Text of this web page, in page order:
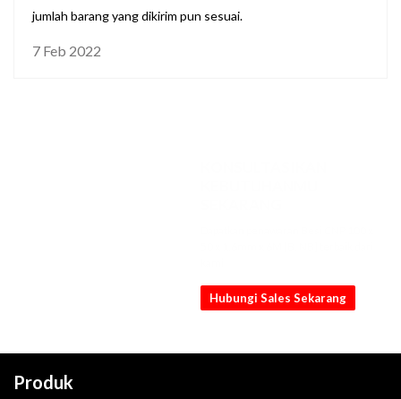
jumlah barang yang dikirim pun sesuai.
7 Feb 2022
Hubungi Sales Sekarang
Produk